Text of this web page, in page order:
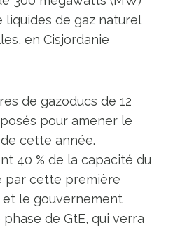
de gaz naturel
en Cisjordanie
de gazoducs de 12
pour amener le
cette année.
40 % de la capacité du
par cette première
et le gouvernement
de GtE, qui verra